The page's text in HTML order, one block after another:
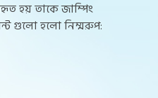
হয় তাকে জাম্পিং
গুলো হলো নিম্মরুপ: